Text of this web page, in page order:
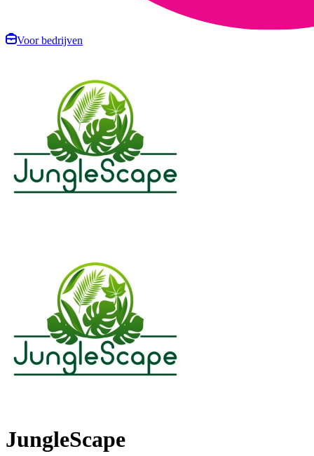
Voor bedrijven
JungleScape